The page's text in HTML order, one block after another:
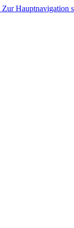
Zur Hauptnavigation